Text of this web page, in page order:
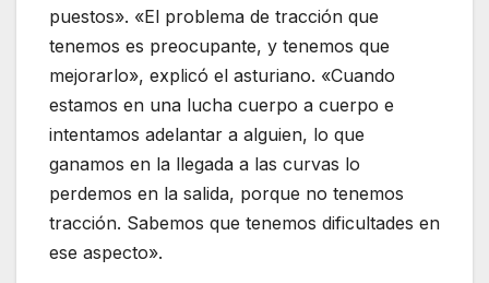
puestos». «El problema de tracción que
tenemos es preocupante, y tenemos que
mejorarlo», explicó el asturiano. «Cuando
estamos en una lucha cuerpo a cuerpo e
intentamos adelantar a alguien, lo que
ganamos en la llegada a las curvas lo
perdemos en la salida, porque no tenemos
tracción. Sabemos que tenemos dificultades en
ese aspecto».